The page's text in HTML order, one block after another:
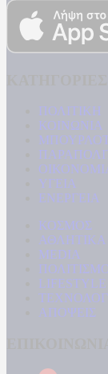
ΠΟΛΙΤΙΚΗ
ΚΟΙΝΩΝΙΑ
ΥΓΕΙΑ
ΕΝΕΡΓΕΙΑ
ΚΟΣΜΟΣ
ΑΘΛΗΤΙΚΑ
MEDIA
LIFESTYLE
ΑΠΟΨΕΙΣ